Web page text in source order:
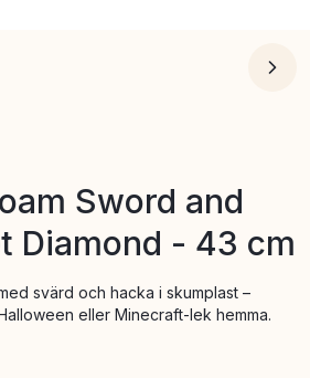
Sword and
Diamond - 43 cm
svärd och hacka i skumplast –
eller Minecraft-lek hemma.